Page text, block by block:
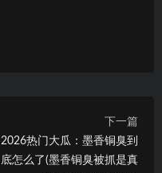
下一篇
2026热门大瓜：墨香铜臭到
底怎么了(墨香铜臭被抓是真